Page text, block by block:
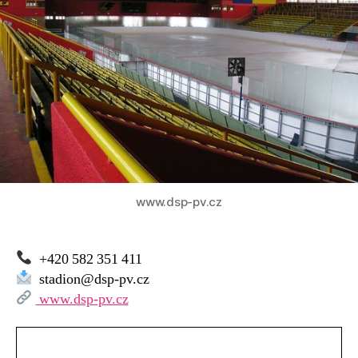
www.dsp-pv.cz
+420 582 351 411
stadion@dsp-pv.cz
www.dsp-pv.cz